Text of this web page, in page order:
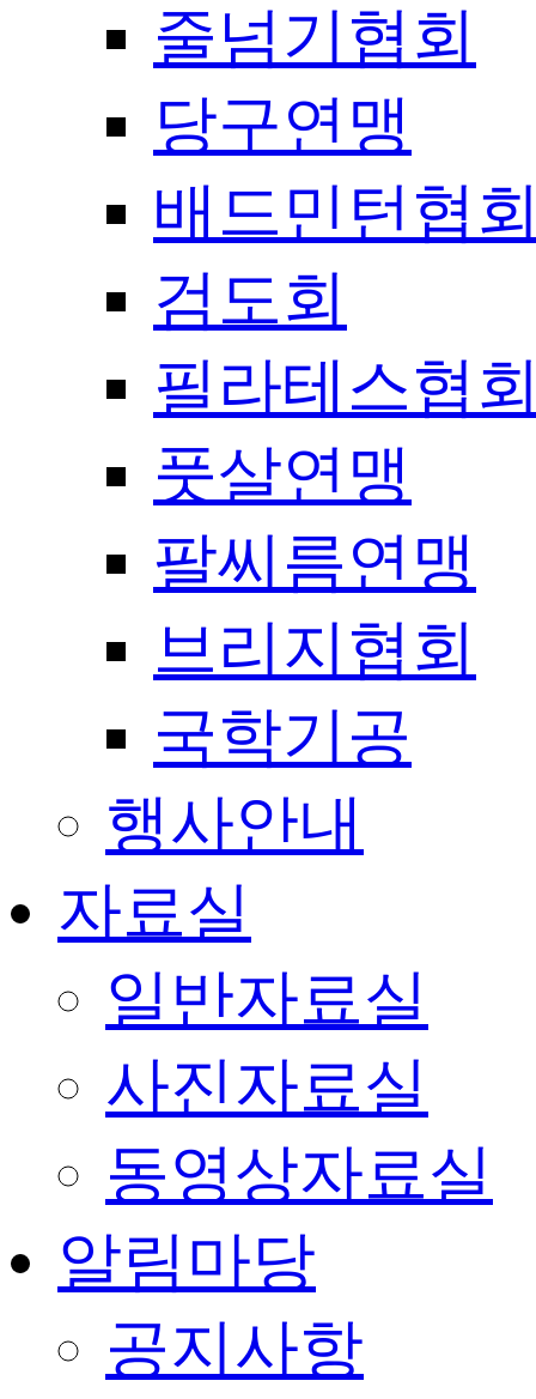
줄넘기협회
당구연맹
배드민턴협
검도회
필라테스협
풋살연맹
팔씨름연맹
브리지협회
국학기공
행사안내
자료실
일반자료실
사진자료실
동영상자료실
알림마당
공지사항